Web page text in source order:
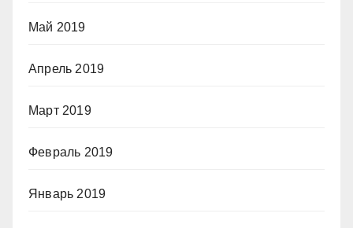
Май 2019
Апрель 2019
Март 2019
Февраль 2019
Январь 2019